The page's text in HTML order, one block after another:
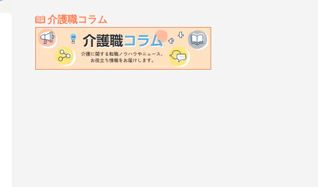
介護職コラム